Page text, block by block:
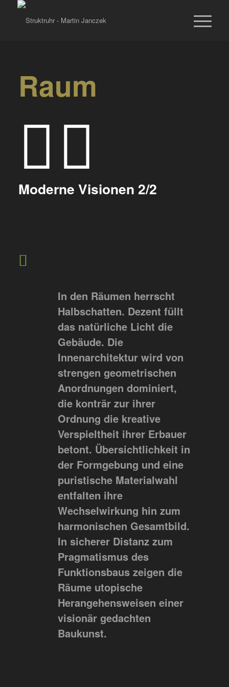
Raum
Moderne Visionen 2/2
In den Räumen herrscht
Halbschatten. Dezent füllt
das natürliche Licht die
Gebäude. Die
Innenarchitektur wird von
strengen geometrischen
Anordnungen dominiert,
die konträr zur ihrer
Ordnung die kreative
Verspieltheit ihrer Erbauer
betont. Übersichtlichkeit in
der Formgebung und eine
puristische Materialwahl
entfalten ihre
Wechselwirkung hin zum
harmonischen Gesamtbild.
In sicherer Distanz zum
Pragmatismus des
Funktionsbaus zeigen die
Räume utopische
Herangehensweisen einer
visionär gedachten
Baukunst.